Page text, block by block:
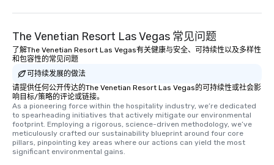
The Venetian Resort Las Vegas 常见问题
了解The Venetian Resort Las Vegas有关健康与安全、可持续性以及多样性
和包容性的常见问题
可持续发展的做法
请提供任何公开传达的The Venetian Resort Las Vegas的可持续性或社会影
响目标/策略的评论或链接。
As a pioneering force within the hospitality industry, we’re dedicated
to spearheading initiatives that actively mitigate our environmental
footprint. Employing a rigorous, science-driven methodology, we’ve
meticulously crafted our sustainability blueprint around four core
pillars, pinpointing key areas where our actions can yield the most
significant environmental gains.